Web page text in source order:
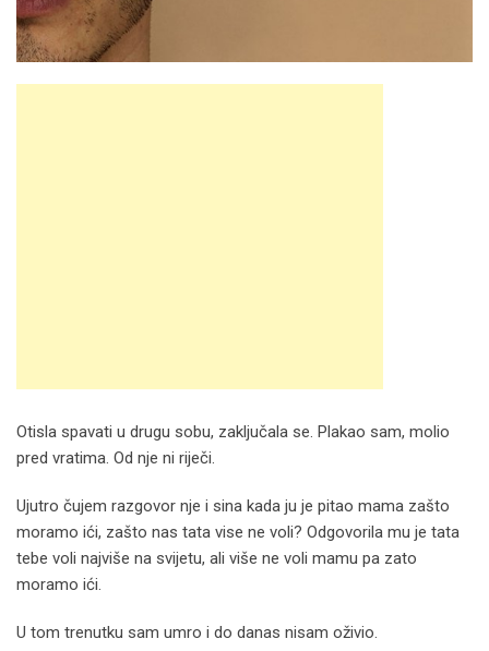
Otisla spavati u drugu sobu, zaključala se. Plakao sam, molio
pred vratima. Od nje ni riječi.
Ujutro čujem razgovor nje i sina kada ju je pitao mama zašto
moramo ići, zašto nas tata vise ne voli? Odgovorila mu je tata
tebe voli najviše na svijetu, ali više ne voli mamu pa zato
moramo ići.
U tom trenutku sam umro i do danas nisam oživio.